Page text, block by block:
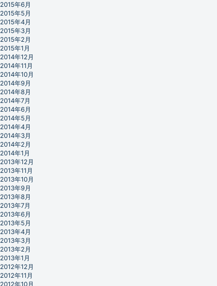
2015年6月
2015年5月
2015年4月
2015年3月
2015年2月
2015年1月
2014年12月
2014年11月
2014年10月
2014年9月
2014年8月
2014年7月
2014年6月
2014年5月
2014年4月
2014年3月
2014年2月
2014年1月
2013年12月
2013年11月
2013年10月
2013年9月
2013年8月
2013年7月
2013年6月
2013年5月
2013年4月
2013年3月
2013年2月
2013年1月
2012年12月
2012年11月
2012年10月